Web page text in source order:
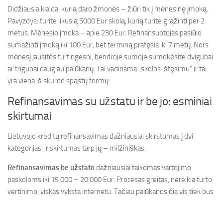
Didžiausia klaida, kurią daro žmonės – žiūri tik į mėnesinę įmoką.
Pavyzdys: turite likusią 5000 Eur skolą, kurią turite grąžinti per 2
metus. Mėnesio įmoka – apie 230 Eur. Refinansuotojas pasiūlo
sumažinti įmoką iki 100 Eur, bet terminą pratęsia iki 7 metų. Nors
mėnesį jausitės turtingesni, bendroje sumoje sumokėsite dvigubai
ar trigubai daugiau palūkanų. Tai vadinama „skolos ištęsimu“ ir tai
yra viena iš skurdo spąstų formų.
Refinansavimas su užstatu ir be jo: esminiai
skirtumai
Lietuvoje kreditų refinansavimas dažniausiai skirstomas į dvi
kategorijas, ir skirtumas tarp jų – milžiniškas.
Refinansavimas be užstatodažniausiai taikomas vartojimo
paskoloms iki 15 000 – 20 000 Eur. Procesas greitas, nereikia turto
vertinimo, viskas vyksta internetu. Tačiau palūkanos čia vis tiek bus